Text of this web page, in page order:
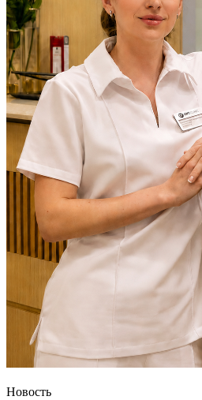
Новость